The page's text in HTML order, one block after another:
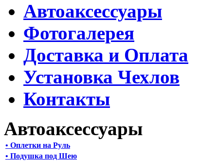
Автоаксессуары
Фотогалерея
Доставка и Оплата
Установка Чехлов
Контакты
Автоаксессуары
• Оплетки на Руль
• Подушка под Шею